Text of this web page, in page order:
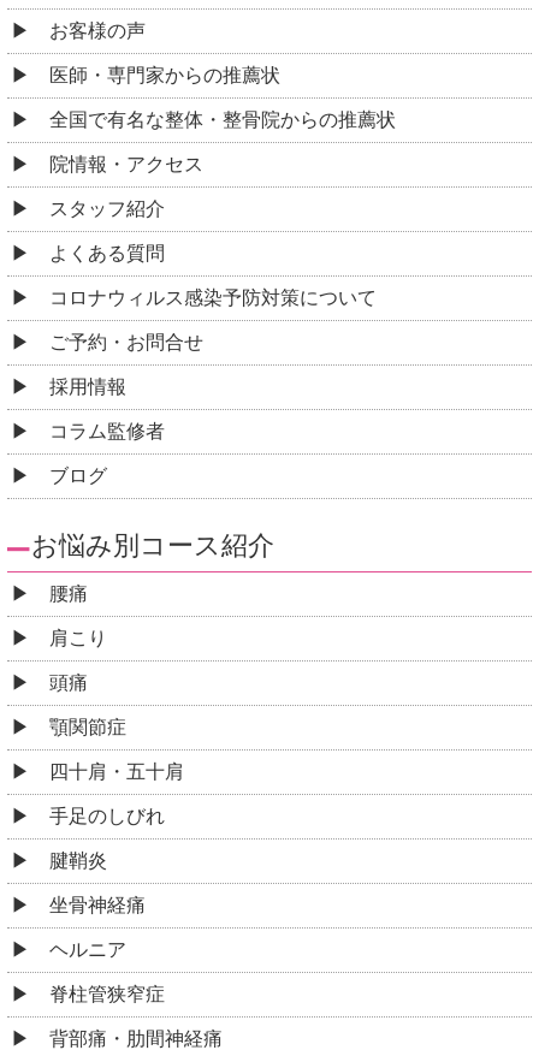
お客様の声
医師・専門家からの推薦状
全国で有名な整体・整骨院からの推薦状
院情報・アクセス
スタッフ紹介
よくある質問
コロナウィルス感染予防対策について
ご予約・お問合せ
採用情報
コラム監修者
ブログ
お悩み別コース紹介
腰痛
肩こり
頭痛
顎関節症
四十肩・五十肩
手足のしびれ
腱鞘炎
坐骨神経痛
ヘルニア
脊柱管狭窄症
背部痛・肋間神経痛